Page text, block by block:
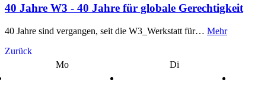
40 Jahre W3 - 40 Jahre für globale Gerechtigkeit
40 Jahre sind vergangen, seit die W3_Werkstatt für… Mehr
Zurück
Mo
Di